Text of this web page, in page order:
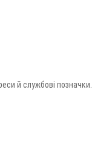
й службові позначки.